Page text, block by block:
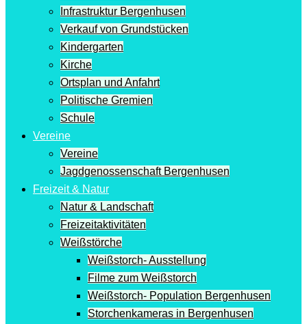
Infrastruktur Bergenhusen
Verkauf von Grundstücken
Kindergarten
Kirche
Ortsplan und Anfahrt
Politische Gremien
Schule
Vereine
Vereine
Jagdgenossenschaft Bergenhusen
Freizeit & Natur
Natur & Landschaft
Freizeitaktivitäten
Weißstörche
Weißstorch- Ausstellung
Filme zum Weißstorch
Weißstorch- Population Bergenhusen
Storchenkameras in Bergenhusen